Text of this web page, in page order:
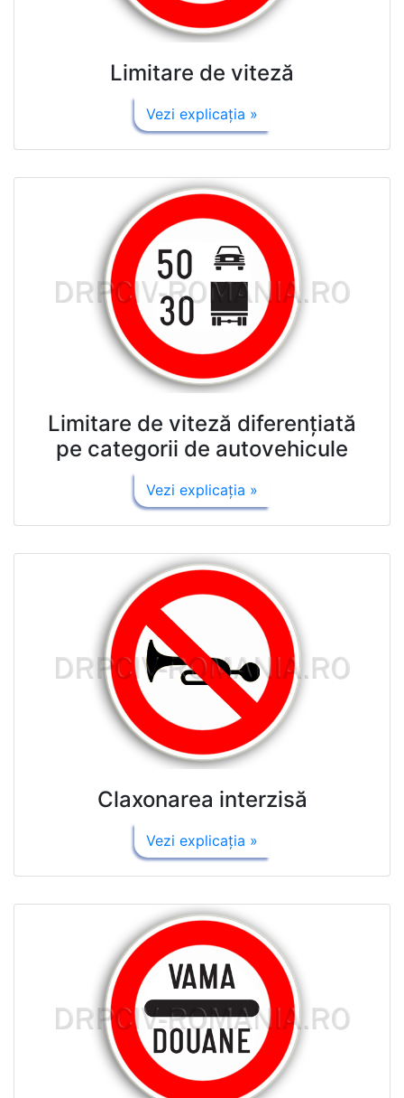
Limitare de viteză
Vezi explicaţia »
Limitare de viteză diferenţiată
pe categorii de autovehicule
Vezi explicaţia »
Claxonarea interzisă
Vezi explicaţia »